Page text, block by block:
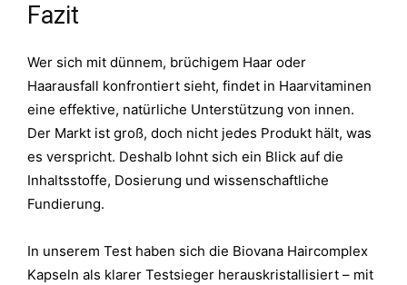
Fazit
Wer sich mit dünnem, brüchigem Haar oder
Haarausfall konfrontiert sieht, findet in Haarvitaminen
eine effektive, natürliche Unterstützung von innen.
Der Markt ist groß, doch nicht jedes Produkt hält, was
es verspricht. Deshalb lohnt sich ein Blick auf die
Inhaltsstoffe, Dosierung und wissenschaftliche
Fundierung.
In unserem Test haben sich die Biovana Haircomplex
Kapseln als klarer Testsieger herauskristallisiert – mit